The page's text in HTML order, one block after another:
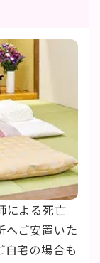
による死亡
へご安置いた
自宅の場合も